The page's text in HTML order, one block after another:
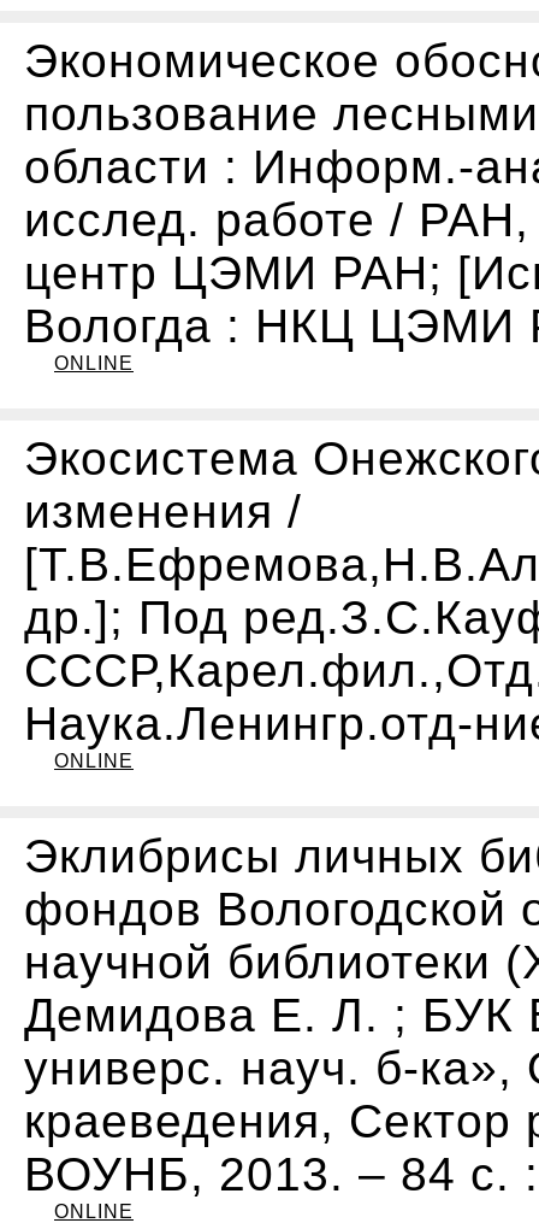
Экономическое
пользование
области : Информ.-
исслед. работе /
центр ЦЭМИ РАН;
Вологда : НКЦ ЦЭМИ
ONLINE
Экосистема
изменения /
др.]; Под
Наука.Ленингр.отд-
ONLINE
Эклибрисы личных
фондов Вологодской
научной библиотеки
Демидова Е. Л. ; БУК
универс. науч. б-ка»,
краеведения, Сектор
ВОУНБ, 2013. – 84 с.
ONLINE